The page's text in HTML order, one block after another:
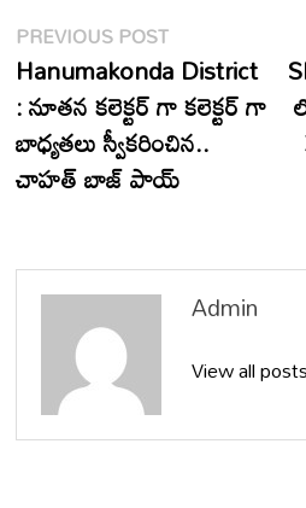
Post
navigation
PREVIOUS POSTPrevious
post:
Hanumakonda District
: నూతన కలెక్టర్ గా కలెక్టర్ గా
బాధ్యతలు స్వీకరించిన..
చాహత్ బాజ్ పాయ్
Admin
View all